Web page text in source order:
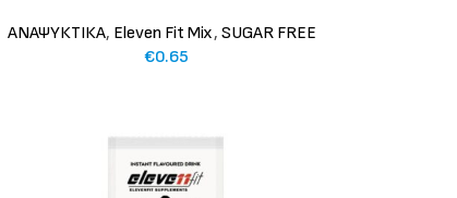
ΑΝΑΨΥΚΤΙΚΑ, Eleven Fit Mix, SUGAR FREE
€0.65